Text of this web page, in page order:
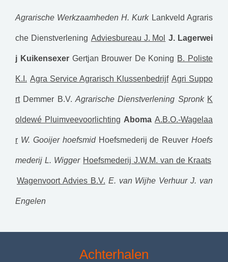
Agrarische Werkzaamheden H. Kurk Lankveld Agraris
che Dienstverlening Adviesbureau J. Mol J. Lagerwei
j Kuikensexer Gertjan Brouwer De Koning B. Poliste
K.I. Agra Service Agrarisch Klussenbedrijf Agri Suppo
rt Demmer B.V. Agrarische Dienstverlening Spronk K
oldewé Pluimveevoorlichting Aboma A.B.O.-Wagelaa
r W. Gooijer hoefsmid Hoefsmederij de Reuver Hoefs
mederij L. Wigger Hoefsmederij J.W.M. van de Kraats
Wagenvoort Advies B.V. E. van Wijhe Verhuur J. van
Engelen
Achterhalen